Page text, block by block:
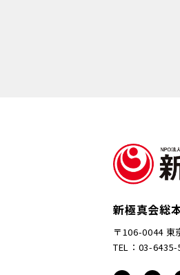
新極真会総
〒106-0044 東
TEL：03-